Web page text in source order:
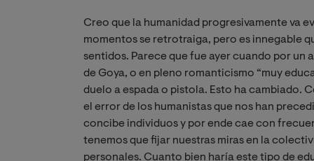
Creo que la humanidad progresivamente va
momentos se retrotraiga, pero es innegable
sentidos. Parece que fue ayer cuando por un
de Goya, o en pleno romanticismo “muy
duelo a espada o pistola. Esto ha cambiado.
el error de los humanistas que nos han
concibe individuos y por ende cae con
tenemos que fijar nuestras miras en la
personales. Cuanto bien haría este tipo de